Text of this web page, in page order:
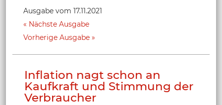
Ausgabe vom 17.11.2021
Nächste Ausgabe
Vorherige Ausgabe
Inflation nagt schon an
Kaufkraft und Stimmung der
Verbraucher